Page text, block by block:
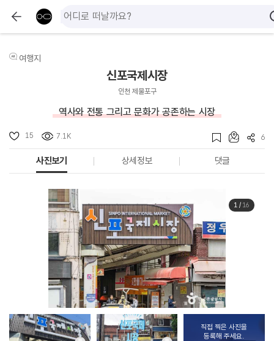
여행지
신포국제시장
인천 제물포구
역사와 전통 그리고 문화가 공존하는 시장
15 7.1K 6
사진보기 상세정보 댓글
1/ 16
직접 찍은 사진을
등록해 주세요.